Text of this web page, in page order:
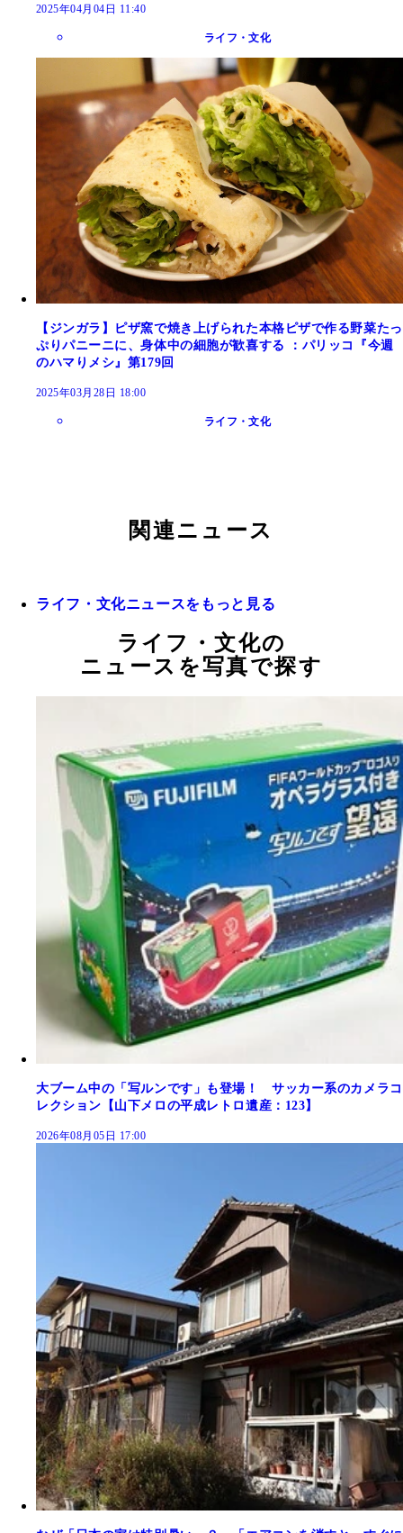
2025年04月04日 11:40
ライフ・文化
【ジンガラ】ピザ窯で焼き上げられた本格ピザで作る野菜たっ
ぷりパニーニに、身体中の細胞が歓喜する ：パリッコ『今週
のハマりメシ』第179回
2025年03月28日 18:00
ライフ・文化
関連ニュース
ライフ・文化ニュースをもっと見る
ライフ・文化の
ニュースを写真で探す
大ブーム中の「写ルンです」も登場！ サッカー系のカメラコ
レクション【山下メロの平成レトロ遺産：123】
2026年08月05日 17:00